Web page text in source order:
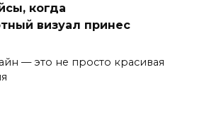
когда
визуал принес
— это не просто красивая